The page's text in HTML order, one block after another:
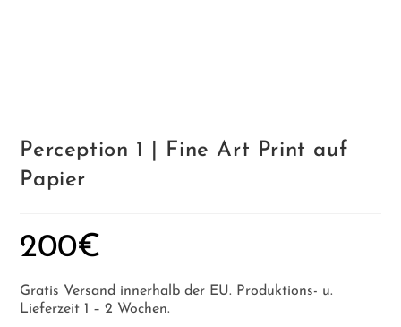
Perception 1 | Fine Art Print auf
Papier
200€
Gratis Versand innerhalb der EU. Produktions- u.
Lieferzeit 1 – 2 Wochen.